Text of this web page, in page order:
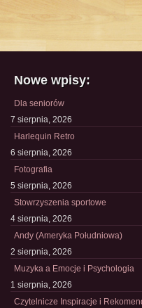
Nowe wpisy:
Dla seniorów
7 sierpnia, 2026
Harlequin Retro
6 sierpnia, 2026
Fotografia
5 sierpnia, 2026
Stowrzyszenia sportowe
4 sierpnia, 2026
Andy (Ameryka Południowa)
2 sierpnia, 2026
Muzyka a Emocje i Psychologia
1 sierpnia, 2026
Czytelnicze Inspiracje i